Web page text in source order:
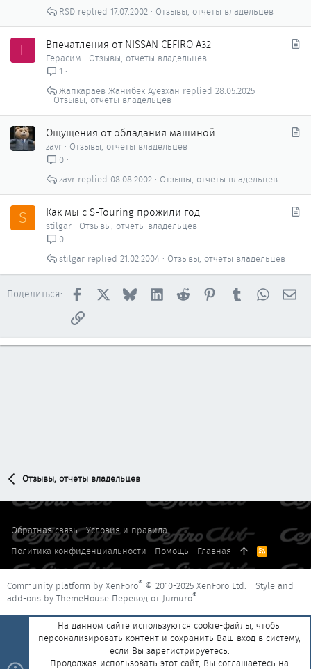
я
Отзывы, отчеты владельцев
17.07.2002
RSD
Г Впечатления от NISSAN CEFIRO A32
Герасим
Отзывы, отчеты владельцев
1
Отзывы, отчеты владельцев
28.05.2025
Жапкараев Жанибек Ауезхан
я
Ощущения от обладания машиной
zavr
Отзывы, отчеты владельцев
0
Отзывы, отчеты владельцев
08.08.2002
zavr
S
я
Как мы с S-Touring прожили год
stilgar
Отзывы, отчеты владельцев
0
Отзывы, отчеты владельцев
21.02.2004
stilgar
Поделиться: Facebook BlueskyLinkedInReddit PinterestTumblr
Ссылка
Отзывы, отчеты владельцев
Обратная связь
Условия и правила
Политика конфиденциальности
Помощь Главная
R
S
S
Community platform by XenForo® © 2010-2025 XenForo Ltd. | Style and
add-ons by ThemeHouse Перевод от Jumuro®
На данном сайте используются cookie-файлы, чтобы
персонализировать контент и сохранить Ваш вход в систему,
если Вы зарегистрируетесь.
Продолжая использовать этот сайт, Вы соглашаетесь на